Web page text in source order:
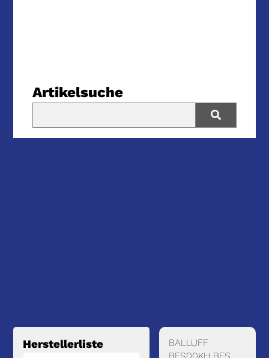
Artikelsuche
Herstellerliste
BALLUFF